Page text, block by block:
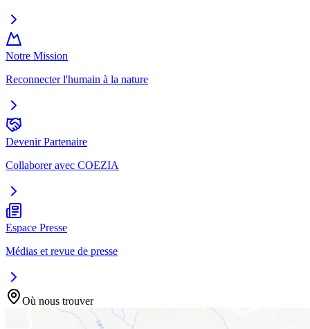
Notre Mission
Reconnecter l'humain à la nature
Devenir Partenaire
Collaborer avec COEZIA
Espace Presse
Médias et revue de presse
Où nous trouver